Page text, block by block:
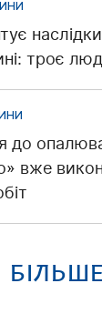
троє
до
вже